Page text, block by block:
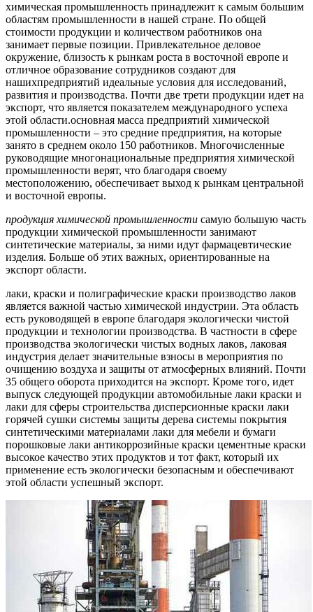
химическая промышленность принадлежит к самым большим
областям промышленности в нашей стране. По общей
стоимости продукции и количеством работников она
занимает первые позиции. Привлекательное деловое
окружение, близость к рынкам роста в восточной европе и
отличное образование сотрудников создают для
нашихпредприятий идеальные условия для исследований,
развития и производства. Почти две трети продукции идет на
экспорт, что является показателем международного успеха
этой области.основная масса предприятий химической
промышленности – это средние предприятия, на которые
занято в среднем около 150 работников. Многочисленные
руководящие многонациональные предприятия химической
промышленности верят, что благодаря своему
местоположению, обеспечивает выход к рынкам центральной
и восточной европы.
продукция химической промышленности самую большую часть
продукции химической промышленности занимают
синтетические материалы, за ними идут фармацевтические
изделия. Больше об этих важных, ориентированные на
экспорт области.
лаки, краски и полиграфические краски производство лаков
является важной частью химической индустрии. Эта область
есть руководящей в европе благодаря экологически чистой
продукции и технологии производства. В частности в сфере
производства экологически чистых водных лаков, лаковая
индустрия делает значительные взносы в мероприятия по
очищению воздуха и защиты от атмосферных влияний. Почти
35 общего оборота приходится на экспорт. Кроме того, идет
выпуск следующей продукции автомобильные лаки краски и
лаки для сферы строительства дисперсионные краски лаки
горячей сушки системы защиты дерева системы покрытия
синтетическими материалами лаки для мебели и бумаги
порошковые лаки антикоррозийные краски цементные краски
высокое качество этих продуктов и тот факт, который их
применение есть экологически безопасным и обеспечивают
этой области успешный экспорт.